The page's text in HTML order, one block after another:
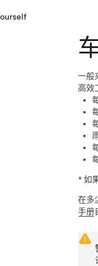
一般
高效
* 如
在多
手册